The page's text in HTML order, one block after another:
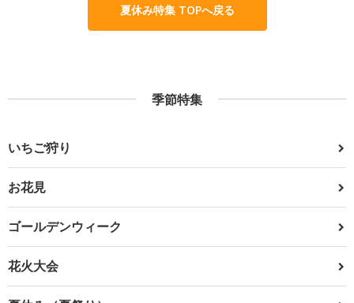
夏休み特集 TOPへ戻る
季節特集
いちご狩り
お花見
ゴールデンウィーク
花火大会